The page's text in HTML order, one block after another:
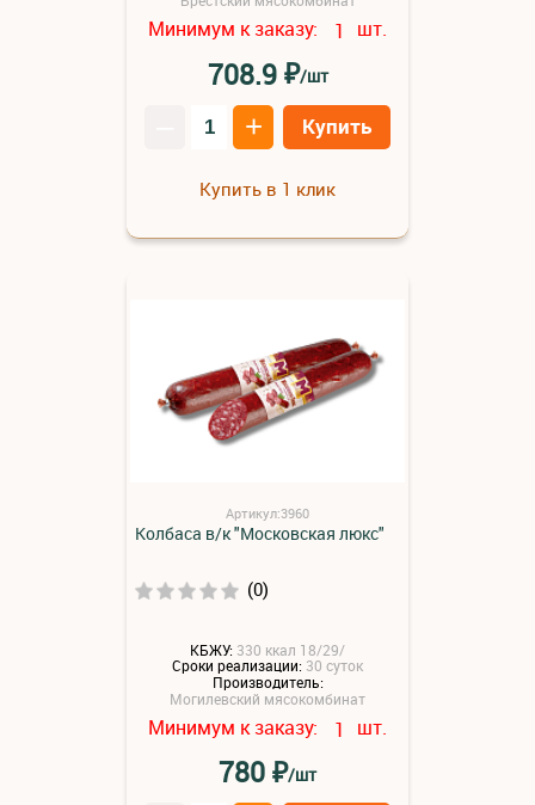
Минимум к заказу: 1 шт.
708.9₽/шт
+ Купить
Купить в 1 клик
Артикул:3960
Колбаса в/к "Московская люкс"
(0)
КБЖУ: 330 ккал 18/29/
Сроки реализации: 30 суток
Производитель:
Могилевский мясокомбинат
Минимум к заказу: 1 шт.
780₽/шт